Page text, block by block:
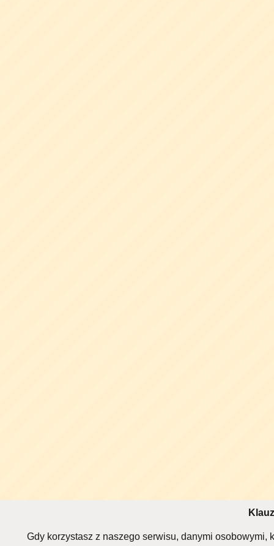
Gdy korzystasz z naszego serwisu, danymi osobowymi,